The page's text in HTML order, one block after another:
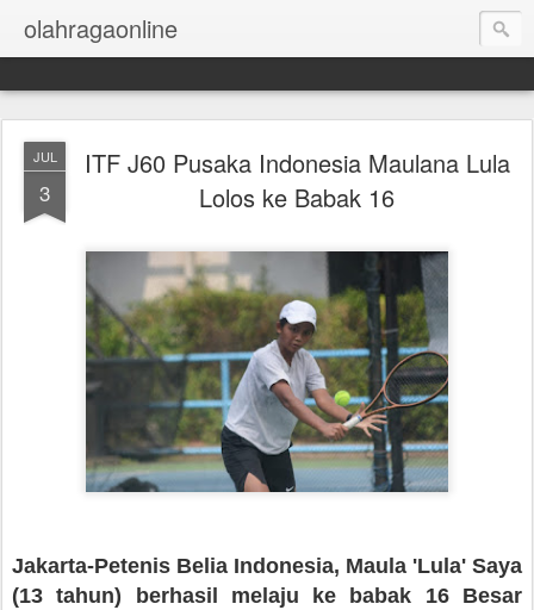
olahragaonline
JUL
3
ITF J60 Pusaka Indonesia Maulana Lula
Lolos ke Babak 16
Jakarta-Petenis Belia Indonesia, Maula 'Lula' Saya
(13 tahun) berhasil melaju ke babak 16 Besar